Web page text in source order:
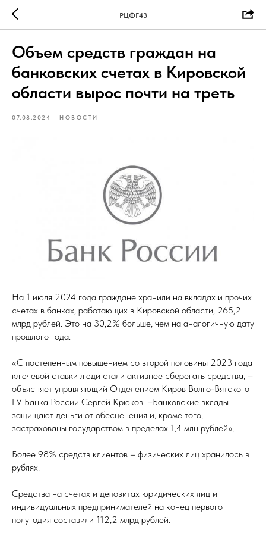
РЦФГ43
Объем средств граждан на
банковских счетах в Кировской
области вырос почти на треть
07.08.2024 НОВОСТИ
На 1 июля 2024 года граждане хранили на вкладах и прочих
счетах в банках, работающих в Кировской области, 265,2
млрд рублей. Это на 30,2% больше, чем на аналогичную дату
прошлого года.
«С постепенным повышением со второй половины 2023 года
ключевой ставки люди стали активнее сберегать средства, –
объясняет управляющий Отделением Киров Волго-Вятского
ГУ Банка России Сергей Крюков. –Банковские вклады
защищают деньги от обесценения и, кроме того,
застрахованы государством в пределах 1,4 млн рублей».
Более 98% средств клиентов – физических лиц хранилось в
рублях.
Средства на счетах и депозитах юридических лиц и
индивидуальных предпринимателей на конец первого
полугодия составили 112,2 млрд рублей.